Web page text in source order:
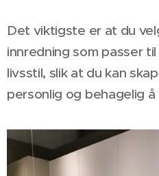
Det viktigste er at du
innredning som passer
livsstil, slik at du kan
personlig og behagelig